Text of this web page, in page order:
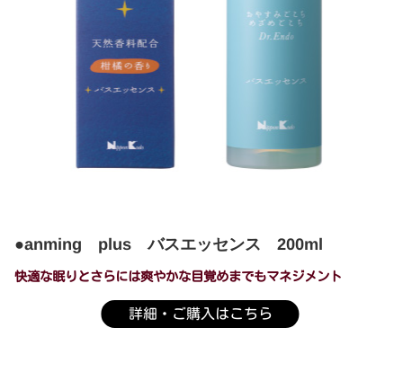
●anming plus バスエッセンス 200ml
快適な眠りとさらには爽やかな目覚めまでもマネジメント
詳細・ご購入はこちら